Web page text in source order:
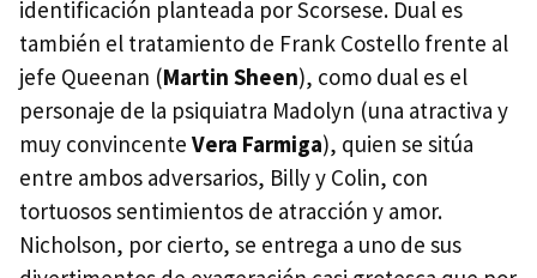
identificación planteada por Scorsese. Dual es
también el tratamiento de Frank Costello frente al
jefe Queenan (Martin Sheen), como dual es el
personaje de la psiquiatra Madolyn (una atractiva y
muy convincente Vera Farmiga), quien se sitúa
entre ambos adversarios, Billy y Colin, con
tortuosos sentimientos de atracción y amor.
Nicholson, por cierto, se entrega a uno de sus